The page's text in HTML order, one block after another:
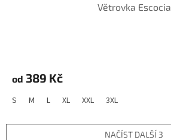
Větrovka Escocia
od 389 Kč
S M L XL XXL 3XL
NAČÍST DALŠÍ 3